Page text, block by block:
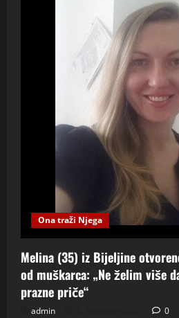
Ona traži Njega
Melina (35) iz Bijeljine
od muškarca: „Ne želim više
prazne priče“
admin 0